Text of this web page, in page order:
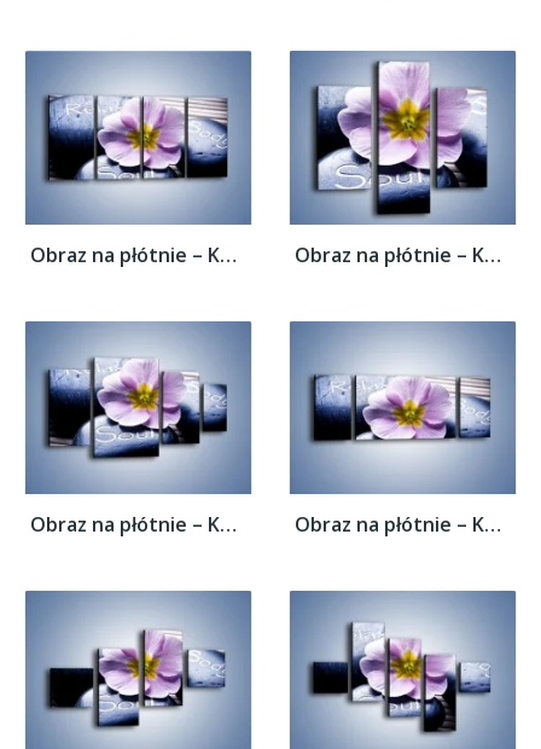
Obraz na płótnie – Kwiat z przekazem –... Obraz na płótnie – Kwiat z przekazem –...
Obraz na płótnie – Kwiat z przekazem –... Obraz na płótnie – Kwiat z przekazem –...